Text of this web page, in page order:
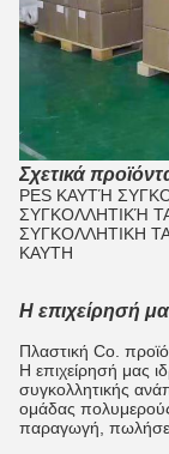
Σχετικά
PES ΚΑΥΤΉ
ΣΥΓΚΟΛΛΗΤΙΚΉ
ΣΥΓΚΟΛΛΗΤΙΚΗ
ΚΑΥΤΗ
Η επιχείρησή
Πλαστική Co.
Η επιχείρησή μας
συγκολλητικής
ομάδας πολυμερούς
παραγωγή,